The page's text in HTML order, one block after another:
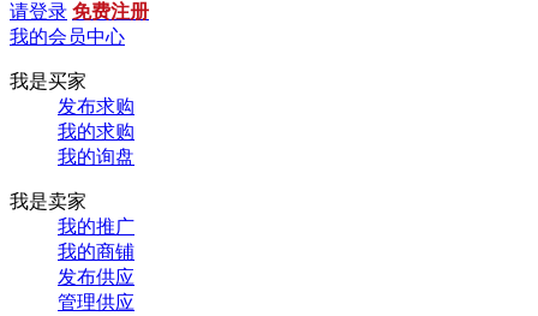
请登录 免费注册
我的会员中心
我是买家
发布求购
我的求购
我的询盘
我是卖家
我的推广
我的商铺
发布供应
管理供应